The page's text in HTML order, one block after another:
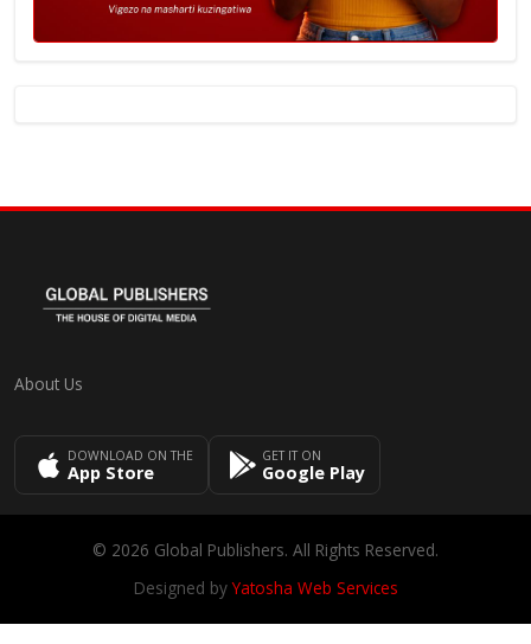
About Us
DOWNLOAD ON THE
App Store
GET IT ON
Google Play
© 2026 Global Publishers. All Rights Reserved.
Designed byYatosha Web Services